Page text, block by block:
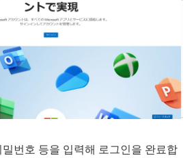
번호 등을 입력해 로그인을 완료합